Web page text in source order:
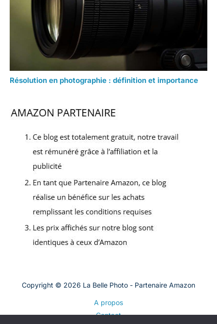
Résolution en photographie : définition et importance
Copyright © 2026 La Belle Photo - Partenaire Amazon
A propos
Contact